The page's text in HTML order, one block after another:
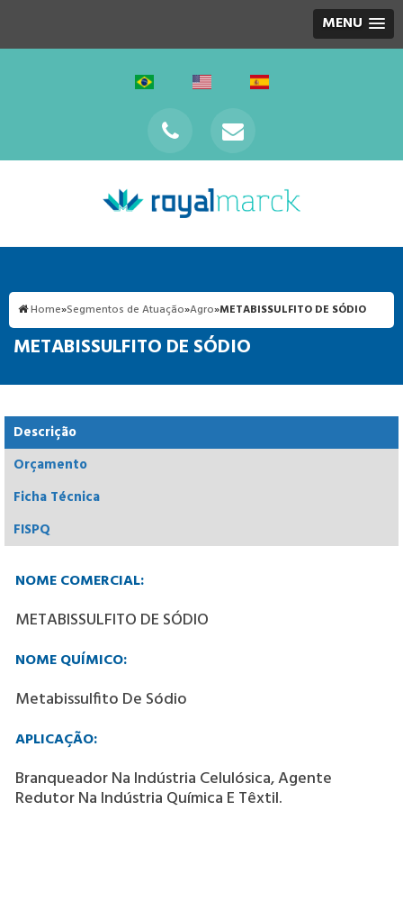
MENU
Home»Segmentos de Atuação»Agro»METABISSULFITO DE SÓDIO
METABISSULFITO DE SÓDIO
Descrição
Orçamento
Ficha Técnica
FISPQ
NOME COMERCIAL:
METABISSULFITO DE SÓDIO
NOME QUÍMICO:
Metabissulfito De Sódio
APLICAÇÃO:
Branqueador Na Indústria Celulósica, Agente
Redutor Na Indústria Química E Têxtil.